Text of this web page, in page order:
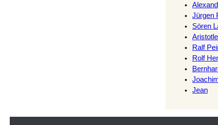
Jürgen
Sören
Aristotle
Ralf
Rolf
Jean